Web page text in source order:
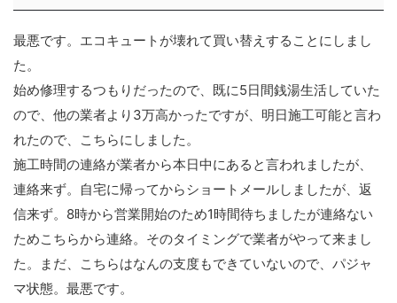
最悪です。エコキュートが壊れて買い替えすることにしまし
た。
始め修理するつもりだったので、既に5日間銭湯生活していた
ので、他の業者より3万高かったですが、明日施工可能と言わ
れたので、こちらにしました。
施工時間の連絡が業者から本日中にあると言われましたが、
連絡来ず。自宅に帰ってからショートメールしましたが、返
信来ず。8時から営業開始のため1時間待ちましたが連絡ない
ためこちらから連絡。そのタイミングで業者がやって来まし
た。まだ、こちらはなんの支度もできていないので、パジャ
マ状態。最悪です。